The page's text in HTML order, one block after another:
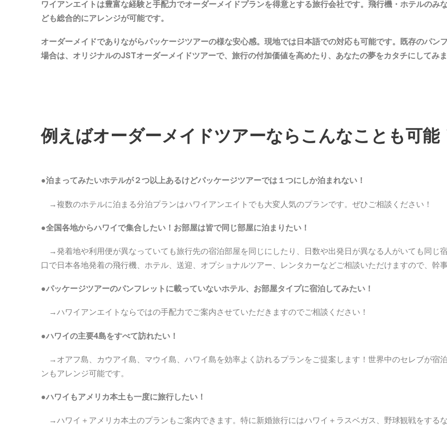
ワイアンエイトは豊富な経験と手配力でオーダーメイドプランを得意とする旅行会社です。飛行機・ホテルのみ
ども総合的にアレンジが可能です。
オーダーメイドでありながらパッケージツアーの様な安心感。現地では日本語での対応も可能です。既存のパン
場合は、オリジナルのJSTオーダーメイドツアーで、旅行の付加価値を高めたり、あなたの夢をカタチにしてみ
例えばオーダーメイドツアーならこんなことも可能
●泊まってみたいホテルが２つ以上あるけどパッケージツアーでは１つにしか泊まれない！
→複数のホテルに泊まる分泊プランはハワイアンエイトでも大変人気のプランです。ぜひご相談ください！
●全国各地からハワイで集合したい！お部屋は皆で同じ部屋に泊まりたい！
→発着地や利用便が異なっていても旅行先の宿泊部屋を同じにしたり、日数や出発日が異なる人がいても同じ
口で日本各地発着の飛行機、ホテル、送迎、オプショナルツアー、レンタカーなどご相談いただけますので、幹
●パッケージツアーのパンフレットに載っていないホテル、お部屋タイプに宿泊してみたい！
→ハワイアンエイトならではの手配力でご案内させていただきますのでご相談ください！
●ハワイの主要4島をすべて訪れたい！
→オアフ島、カウアイ島、マウイ島、ハワイ島を効率よく訪れるプランをご提案します！世界中のセレブが宿
ンもアレンジ可能です。
●ハワイもアメリカ本土も一度に旅行したい！
→ハワイ＋アメリカ本土のプランもご案内できます。特に新婚旅行にはハワイ＋ラスベガス、野球観戦をする